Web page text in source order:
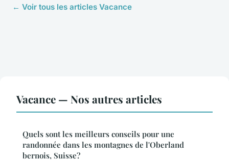
← Voir tous les articles Vacance
Vacance — Nos autres articles
Quels sont les meilleurs conseils pour une
randonnée dans les montagnes de l'Oberland
bernois, Suisse?